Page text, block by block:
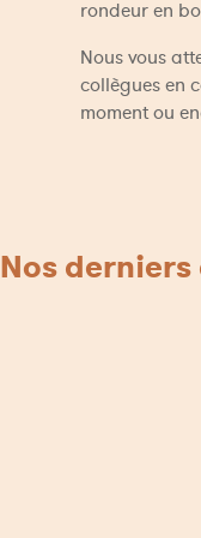
rondeur en
Nous vous
collègues en
moment ou
Nos